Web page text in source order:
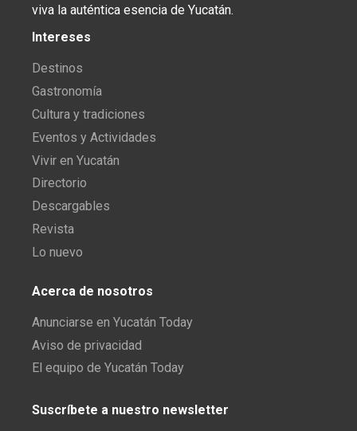
viva la auténtica esencia de Yucatán.
Intereses
Destinos
Gastronomía
Cultura y tradiciones
Eventos y Actividades
Vivir en Yucatán
Directorio
Descargables
Revista
Lo nuevo
Acerca de nosotros
Anunciarse en Yucatán Today
Aviso de privacidad
El equipo de Yucatán Today
Suscríbete a nuestro newsletter